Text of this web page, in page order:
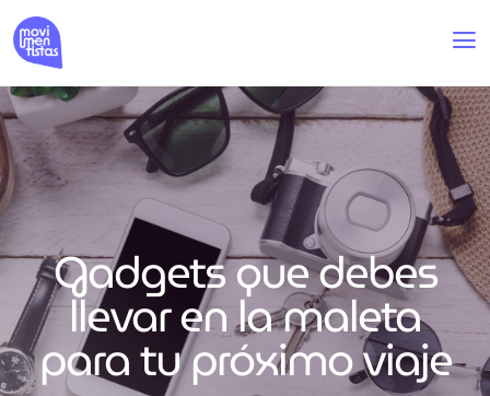
Gadgets que debes
llevar en la maleta
para tu próximo viaje